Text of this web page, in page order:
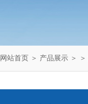
网站首页 ＞ 产品展示 ＞ ＞